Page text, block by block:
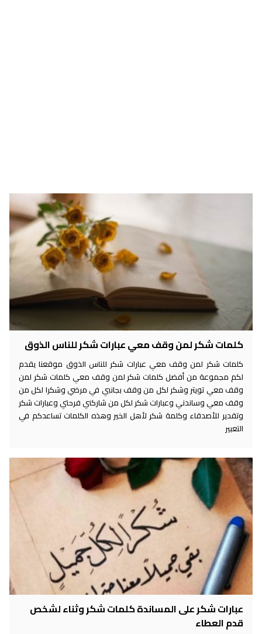
كلمات شكر لمن وقف معي عبارات شكر للناس الذوق
كلمات شكر لمن وقف معي عبارات شكر للناس الذوق موقعنا يقدم
لكم مجموعة من أفضل كلمات شكر لمن وقف معي كلمات شكر لمن
وقف معي تويتر وشكر لكل من وقف بجانبي في مرضي وشكرا لكل من
وقف معي وساندني وعبارات شكر لكل من شاركني فرحتي وعبارات شكر
وتقدير للأصدقاء وكلمة شكر لأهل الخير وهذه الكلمات تساعدكم في
التعبير
عبارات شكر على المساندة كلمات شكر وثناء لشخص
قدم العطاء